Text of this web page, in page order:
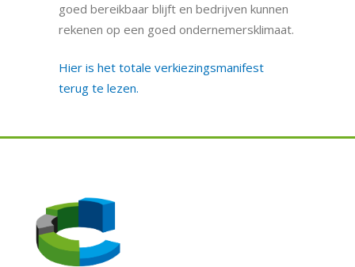
goed bereikbaar blijft en bedrijven kunnen
rekenen op een goed ondernemersklimaat.
Hier is het totale verkiezingsmanifest
terug te lezen.